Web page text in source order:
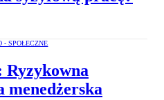
- SPOŁECZNE
Ryzykowna
menedżerska